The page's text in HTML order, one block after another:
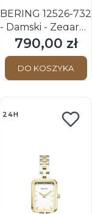
BERING 12526-732
- Damski - Zegarek
na bransolecie
Cena
790,00 zł
DO KOSZYKA
24H